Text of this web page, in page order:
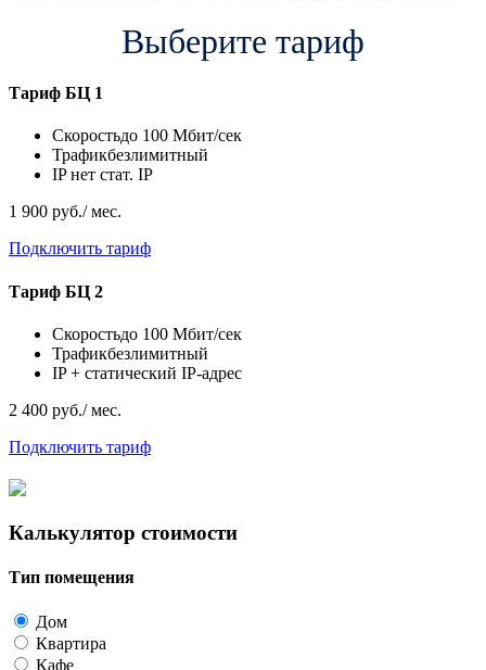
Выберите тариф
Тариф БЦ 1
Скоростьдо 100 Мбит/сек
Трафикбезлимитный
IPнет стат. IP
1 900 руб./ мес.
Подключить тариф
Тариф БЦ 2
Скоростьдо 100 Мбит/сек
Трафикбезлимитный
IP+ статический IP-адрес
2 400 руб./ мес.
Подключить тариф
Калькулятор стоимости
Тип помещения
Дом
Квартира
Кафе